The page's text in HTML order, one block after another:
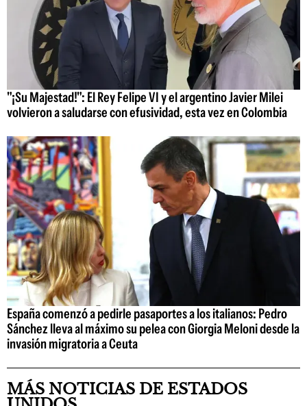
"¡Su Majestad!": El Rey Felipe VI y el argentino Javier Milei
volvieron a saludarse con efusividad, esta vez en Colombia
España comenzó a pedirle pasaportes a los italianos: Pedro
Sánchez lleva al máximo su pelea con Giorgia Meloni desde la
invasión migratoria a Ceuta
MÁS NOTICIAS DE ESTADOS